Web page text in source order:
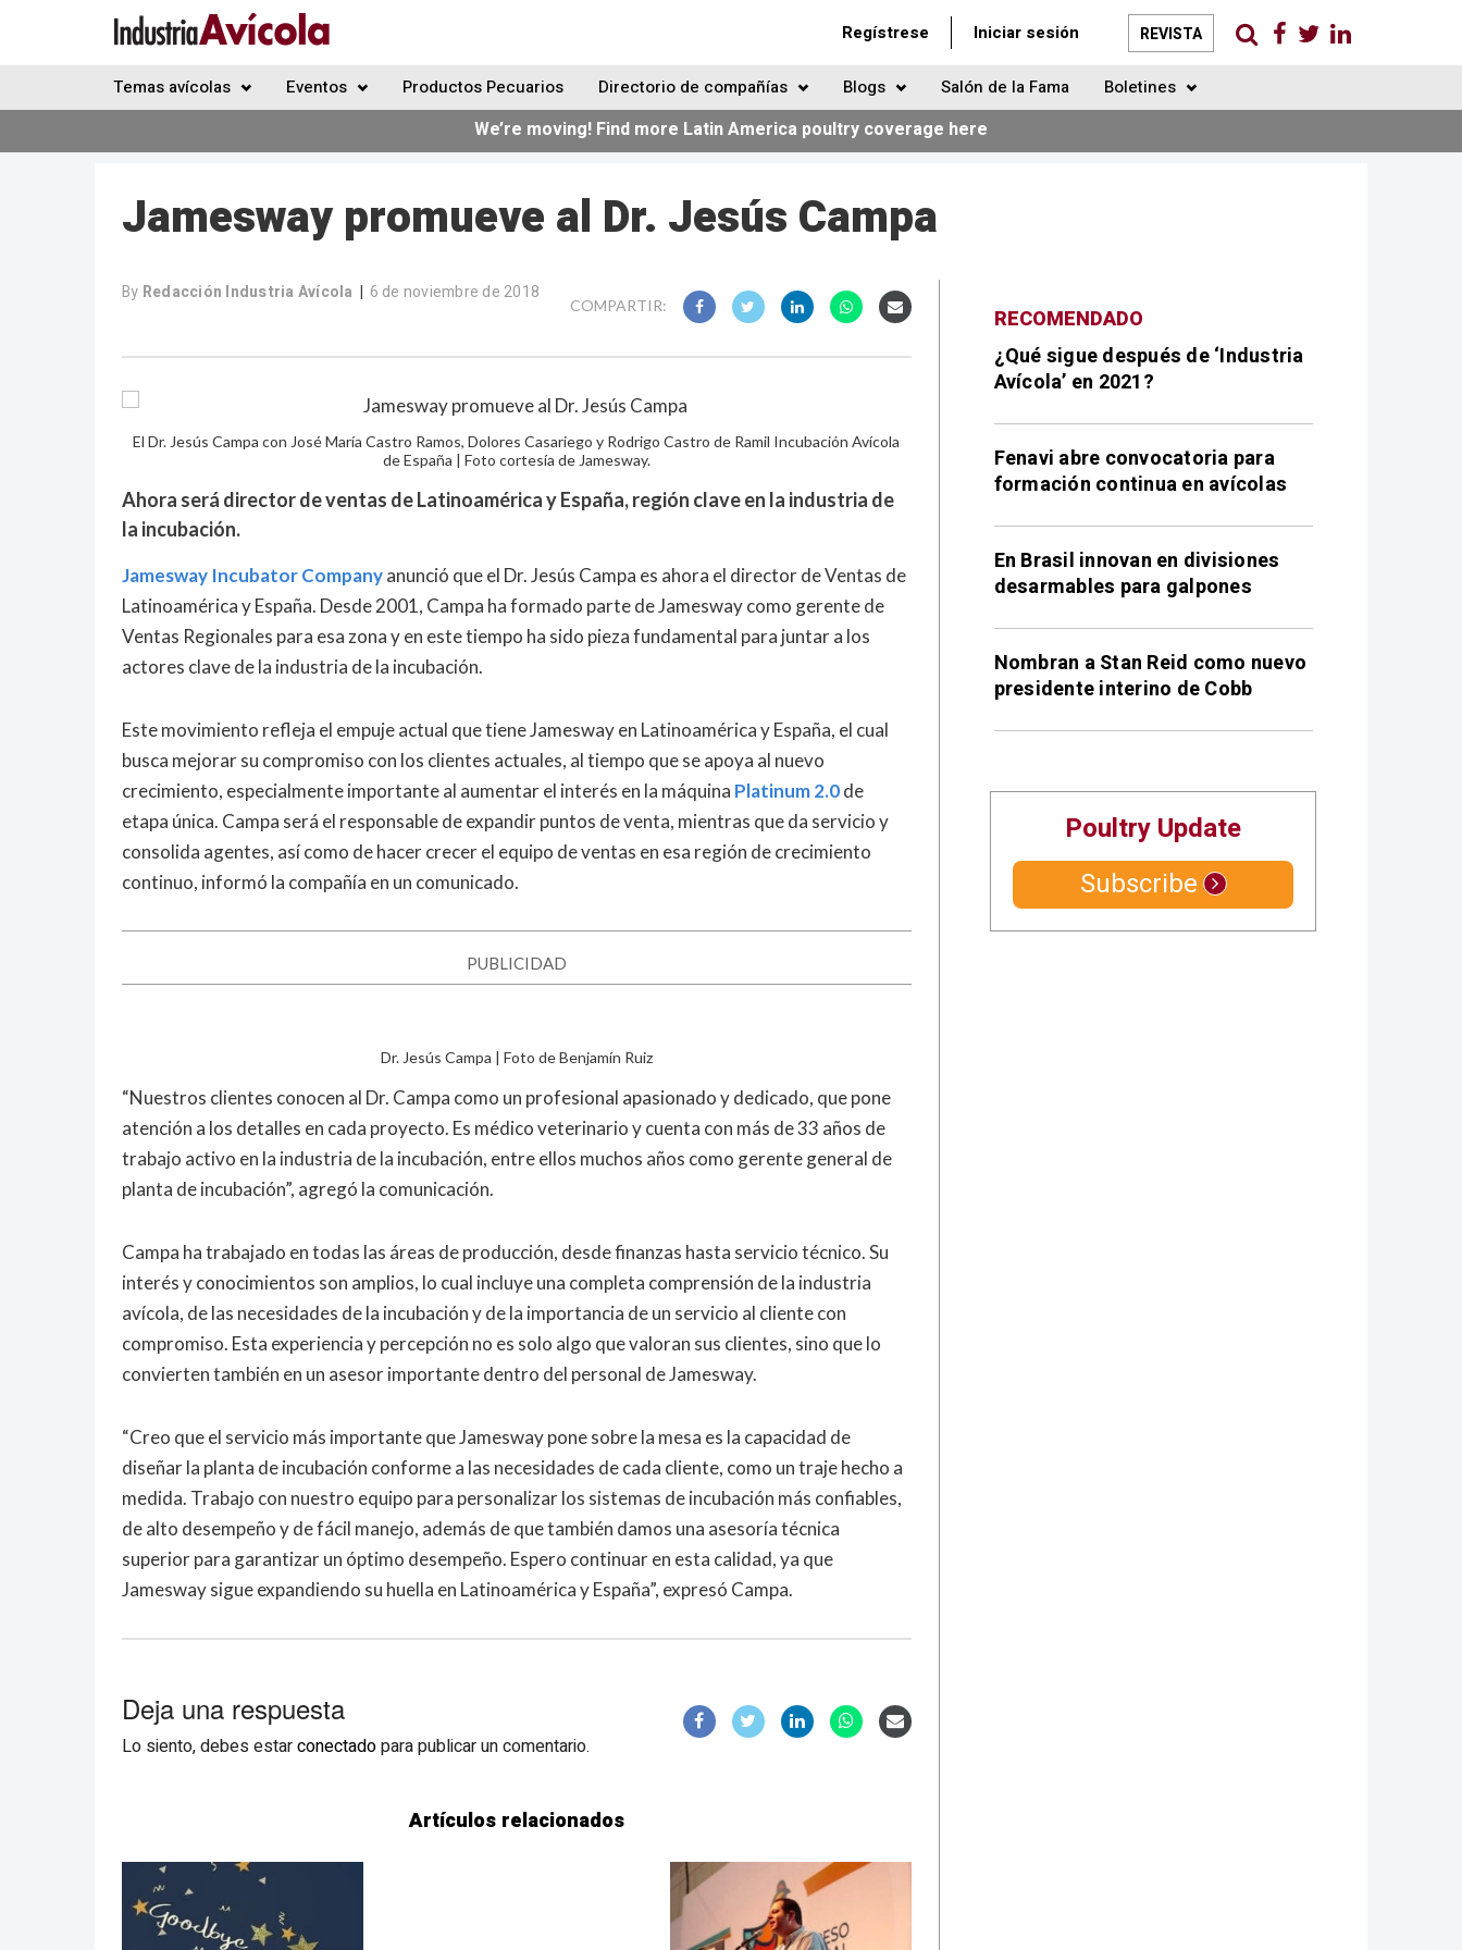
REVISTA
Regístrese Iniciar sesión
Temas avícolas Eventos Productos Pecuarios Directorio de compañías Blogs Salón de la Fama Boletines
We’re moving! Find more Latin America poultry coverage here
Jamesway promueve al Dr. Jesús Campa
By Redacción Industria Avícola | 6 de noviembre de 2018
COMPARTIR:
El Dr. Jesús Campa con José María Castro Ramos, Dolores Casariego y Rodrigo Castro de Ramil Incubación Avícola
de España | Foto cortesía de Jamesway.
Ahora será director de ventas de Latinoamérica y España, región clave en la industria de
la incubación.
Jamesway Incubator Companyanunció que el Dr. Jesús Campa es ahora el director de Ventas de
Latinoamérica y España. Desde 2001, Campa ha formado parte de Jamesway como gerente de
Ventas Regionales para esa zona y en este tiempo ha sido pieza fundamental para juntar a los
actores clave de la industria de la incubación.
Este movimiento refleja el empuje actual que tiene Jamesway en Latinoamérica y España, el cual
busca mejorar su compromiso con los clientes actuales, al tiempo que se apoya al nuevo
crecimiento, especialmente importante al aumentar el interés en la máquina Platinum 2.0de
etapa única. Campa será el responsable de expandir puntos de venta, mientras que da servicio y
consolida agentes, así como de hacer crecer el equipo de ventas en esa región de crecimiento
continuo, informó la compañía en un comunicado.
PUBLICIDAD
Dr. Jesús Campa | Foto de Benjamín Ruiz
“Nuestros clientes conocen al Dr. Campa como un profesional apasionado y dedicado, que pone
atención a los detalles en cada proyecto. Es médico veterinario y cuenta con más de 33 años de
trabajo activo en la industria de la incubación, entre ellos muchos años como gerente general de
planta de incubación”, agregó la comunicación.
Campa ha trabajado en todas las áreas de producción, desde finanzas hasta servicio técnico. Su
interés y conocimientos son amplios, lo cual incluye una completa comprensión de la industria
avícola, de las necesidades de la incubación y de la importancia de un servicio al cliente con
compromiso. Esta experiencia y percepción no es solo algo que valoran sus clientes, sino que lo
convierten también en un asesor importante dentro del personal de Jamesway.
“Creo que el servicio más importante que Jamesway pone sobre la mesa es la capacidad de
diseñar la planta de incubación conforme a las necesidades de cada cliente, como un traje hecho a
medida. Trabajo con nuestro equipo para personalizar los sistemas de incubación más confiables,
de alto desempeño y de fácil manejo, además de que también damos una asesoría técnica
superior para garantizar un óptimo desempeño. Espero continuar en esta calidad, ya que
Jamesway sigue expandiendo su huella en Latinoamérica y España”, expresó Campa.
Deja una respuesta
Lo siento, debes estarconectadopara publicar un comentario.
Artículos relacionados
RECOMENDADO
¿Qué sigue después de ‘Industria
Avícola’ en 2021?
Fenavi abre convocatoria para
formación continua en avícolas
En Brasil innovan en divisiones
desarmables para galpones
Nombran a Stan Reid como nuevo
presidente interino de Cobb
Poultry Update
Subscribe